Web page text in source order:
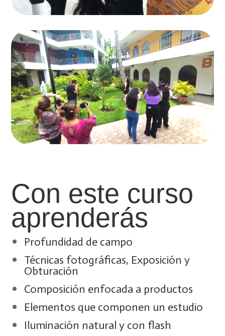
Con este curso
aprenderás
Profundidad de campo
Técnicas fotográficas, Exposición y
Obturación
Composición enfocada a productos
Elementos que componen un estudio
Iluminación natural y con flash